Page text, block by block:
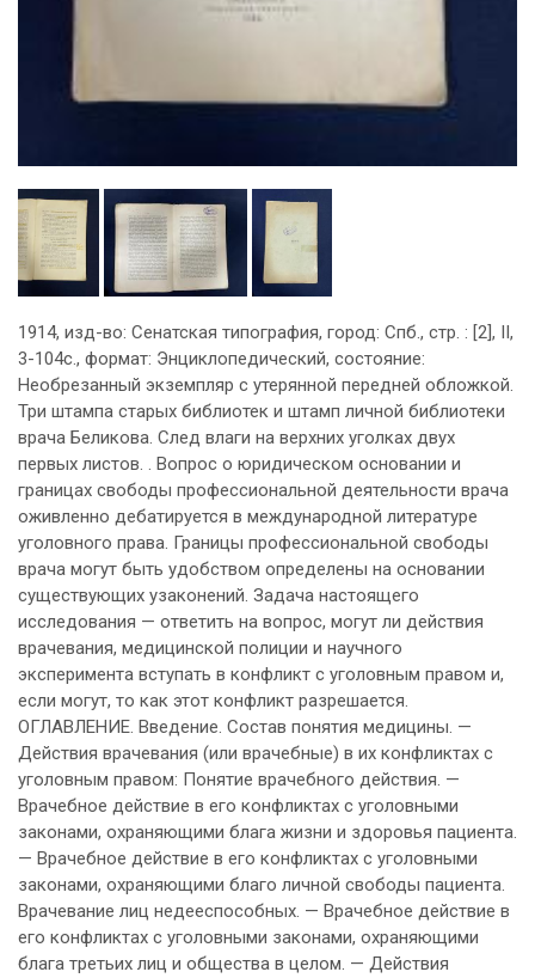
1914, изд-во: Сенатская типография, город: Спб., стр. : [2], II,
3-104с., формат: Энциклопедический, состояние:
Необрезанный экземпляр с утерянной передней обложкой.
Три штампа старых библиотек и штамп личной библиотеки
врача Беликова. След влаги на верхних уголках двух
первых листов. . Вопрос о юридическом основании и
границах свободы профессиональной деятельности врача
оживленно дебатируется в международной литературе
уголовного права. Границы профессиональной свободы
врача могут быть удобством определены на основании
существующих узаконений. Задача настоящего
исследования — ответить на вопрос, могут ли действия
врачевания, медицинской полиции и научного
эксперимента вступать в конфликт с уголовным правом и,
если могут, то как этот конфликт разрешается.
ОГЛАВЛЕНИЕ. Введение. Состав понятия медицины. —
Действия врачевания (или врачебные) в их конфликтах с
уголовным правом: Понятие врачебного действия. —
Врачебное действие в его конфликтах с уголовными
законами, охраняющими блага жизни и здоровья пациента.
— Врачебное действие в его конфликтах с уголовными
законами, охраняющими благо личной свободы пациента.
Врачевание лиц недееспособных. — Врачебное действие в
его конфликтах с уголовными законами, охраняющими
блага третьих лиц и общества в целом. — Действия